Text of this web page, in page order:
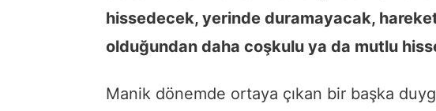
hissedecek, yerinde duramayacak,
olduğundan daha coşkulu ya da mutlu
Manik dönemde ortaya çıkan bir başka